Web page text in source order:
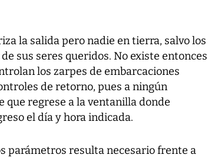
la salida pero nadie en tierra, salvo los
sus seres queridos. No existe entonces
los zarpes de embarcaciones
de retorno, pues a ningún
que regrese a la ventanilla donde
el día y hora indicada.
parámetros resulta necesario frente a